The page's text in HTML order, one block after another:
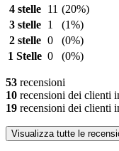
4 stelle
11 (20%)
3 stelle
1
(1%)
2 stelle 0
(0%)
1 Stelle 0 (0%)
53 recensioni
10 recensioni dei clienti
19 recensioni dei clienti
Visualizza tutte le